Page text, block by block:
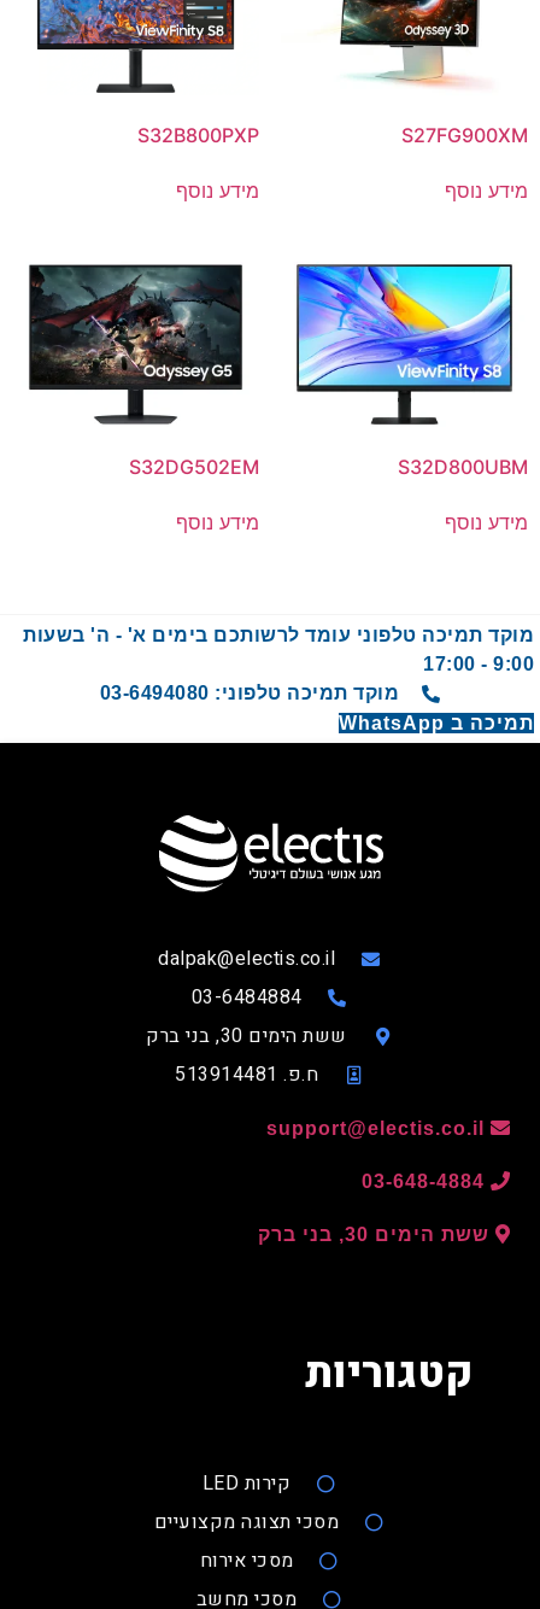
S27FG900XM
מידע נוסף
S32B800PXP
מידע נוסף
S32D800UBM
מידע נוסף
S32DG502EM
מידע נוסף
מוקד תמיכה טלפוני עומד לרשותכם בימים א' - ה' בשעות
9:00 - 17:00
מוקד תמיכה טלפוני: 03-6494080
תמיכה ב WhatsApp
dalpak@electis.co.il
03-6484884
ששת הימים 30, בני ברק
ח.פ. 513914481
support@electis.co.il
03-648-4884
ששת הימים 30, בני ברק
קטגוריות
קירות LED
מסכי תצוגה מקצועיים
מסכי אירוח
מסכי מחשב